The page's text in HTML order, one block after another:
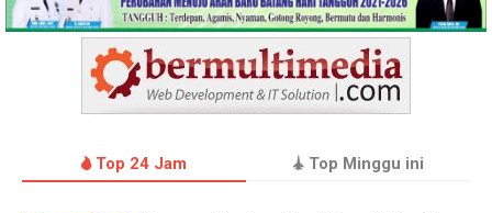
Top 24 Jam Top Minggu ini